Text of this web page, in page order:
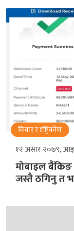
विचार र दृष्ट्रिकोण
१२ असार २०७९,
मोबाइल बैंकिङ
जस्तै ठगिनु त